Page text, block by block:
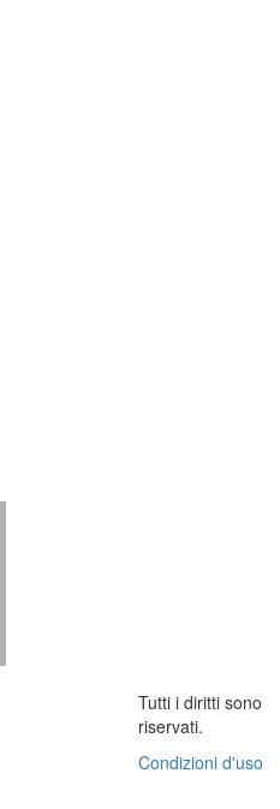
Tutti i diritti sono
riservati.
Condizioni d'uso